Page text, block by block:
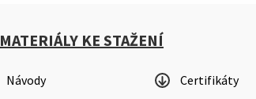
MATERIÁLY KE STAŽENÍ
Návody
Certifikáty